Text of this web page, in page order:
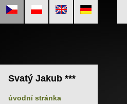
Svatý Jakub ***
úvodní stránka